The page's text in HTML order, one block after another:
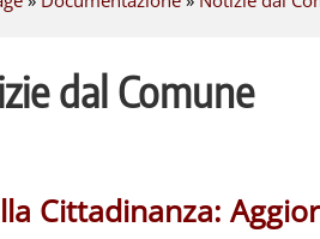
dal Comune
Cittadinanza: